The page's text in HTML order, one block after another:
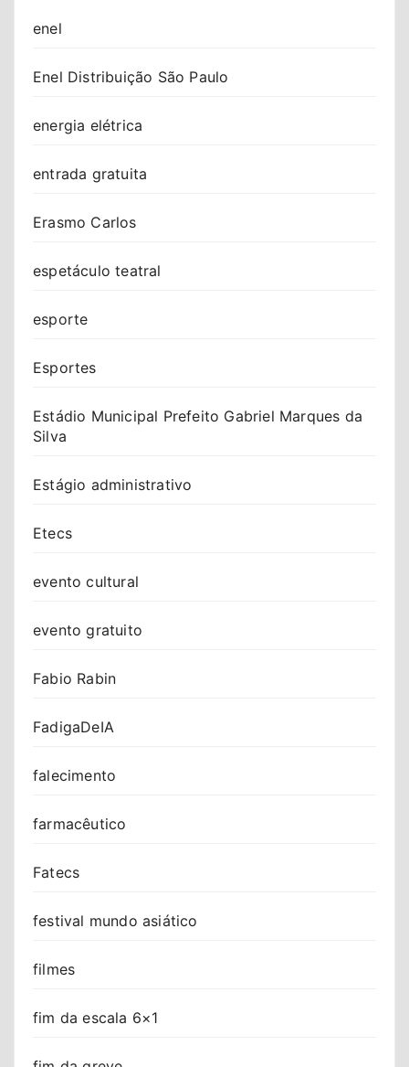
enel
Enel Distribuição São Paulo
energia elétrica
entrada gratuita
Erasmo Carlos
espetáculo teatral
esporte
Esportes
Estádio Municipal Prefeito Gabriel Marques da
Silva
Estágio administrativo
Etecs
evento cultural
evento gratuito
Fabio Rabin
FadigaDeIA
falecimento
farmacêutico
Fatecs
festival mundo asiático
filmes
fim da escala 6×1